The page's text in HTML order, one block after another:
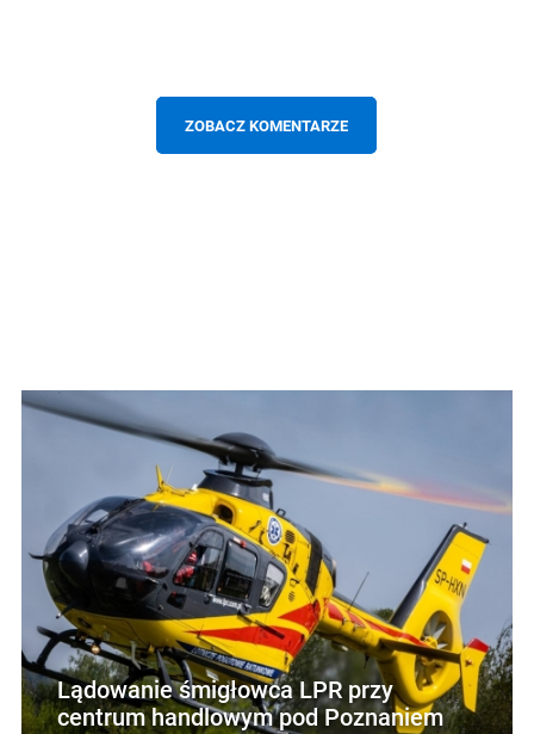
ZOBACZ KOMENTARZE
Lądowanie śmigłowca LPR przy
centrum handlowym pod Poznaniem